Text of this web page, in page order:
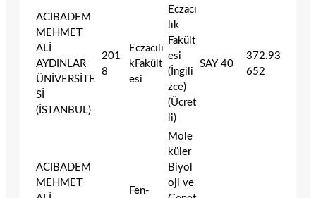
ACIBADEM
MEHMET
ALİ
AYDINLAR
ÜNİVERSİTE
Sİ
(İSTANBUL)
201
8
Eczacılı
kFakült
esi
Eczacı
lık
Fakült
esi
(İngili
zce)
(Ücret
li)
SAY 40
372.93
652
ACIBADEM
MEHMET
Fen-
Mole
küler
Biyol
oji ve